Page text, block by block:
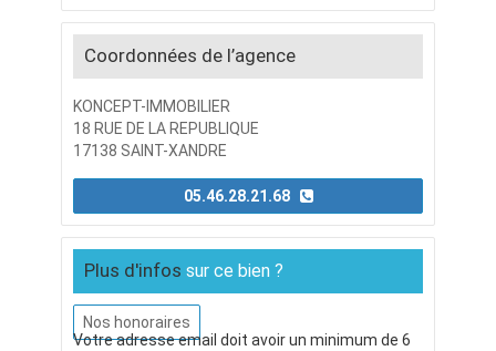
Coordonnées de l’agence
KONCEPT-IMMOBILIER
18 RUE DE LA REPUBLIQUE
17138 SAINT-XANDRE
Plus d'infos sur ce bien ?
Nos honoraires
Votre adresse email doit avoir un minimum de 6